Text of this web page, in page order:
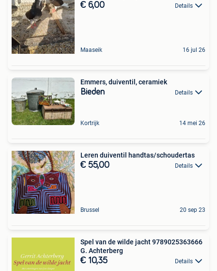
€ 6,00 Details
Maaseik 16 jul 26
Emmers, duiventil, ceramiek
Bieden Details
Kortrijk 14 mei 26
Leren duiventil handtas/schoudertas
€ 55,00 Details
Brussel 20 sep 23
Spel van de wilde jacht 9789025363666
G. Achterberg
€ 10,35 Details